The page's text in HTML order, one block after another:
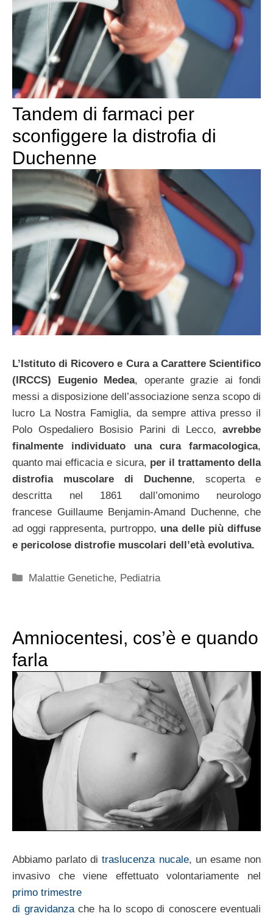
Tandem di farmaci per
sconfiggere la distrofia di
Duchenne
L’Istituto di Ricovero e Cura a Carattere Scientifico
(IRCCS) Eugenio Medea, operante grazie ai fondi
messi a disposizione dell’associazione senza scopo di
lucro La Nostra Famiglia, da sempre attiva presso il
Polo Ospedaliero Bosisio Parini di Lecco, avrebbe
finalmente individuato una cura farmacologica,
quanto mai efficacia e sicura, per il trattamento della
distrofia muscolare di Duchenne, scoperta e
descritta nel 1861 dall’omonimo neurologo
francese Guillaume Benjamin-Amand Duchenne, che
ad oggi rappresenta, purtroppo, una delle più diffuse
e pericolose distrofie muscolari dell’età evolutiva.
Categorie
Malattie Genetiche, Pediatria
Amniocentesi, cos’è e quando
farla
Abbiamo parlato ditraslucenza nucale, un esame non
invasivo che viene effettuato volontariamente nel
primo trimestre
di gravidanzache ha lo scopo di conoscere eventuali